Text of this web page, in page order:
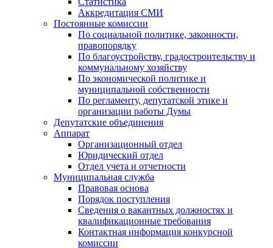
Аккредитация СМИ
Постоянные комиссии
По социальной политике, законности,
правопорядку
По благоустройству, градостроительству и
коммунальному хозяйству
По экономической политике и
муниципальной собственности
По регламенту, депутатской этике и
организации работы Думы
Депутатские объединения
Аппарат
Организационный отдел
Юридический отдел
Отдел учета и отчетности
Муниципальная служба
Правовая основа
Порядок поступления
Сведения о вакантных должностях и
квалификационные требования
Контактная информация конкурсной
комиссии